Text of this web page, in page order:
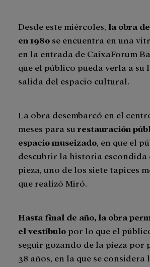
Desde este miércoles, la obra
en 1980 se encuentra en una
en la entrada de CaixaForum
que el público pueda verla a su
salida del espacio cultural.
La obra desembarcó en el
meses para su restauración
espacio museizado, en que el
descubrir la historia escondida
pieza, uno de los siete tapices
que realizó Miró.
Hasta final de año, la obra
el vestíbulo por lo que el
seguir gozando de la pieza por
38 años, en la que se considera